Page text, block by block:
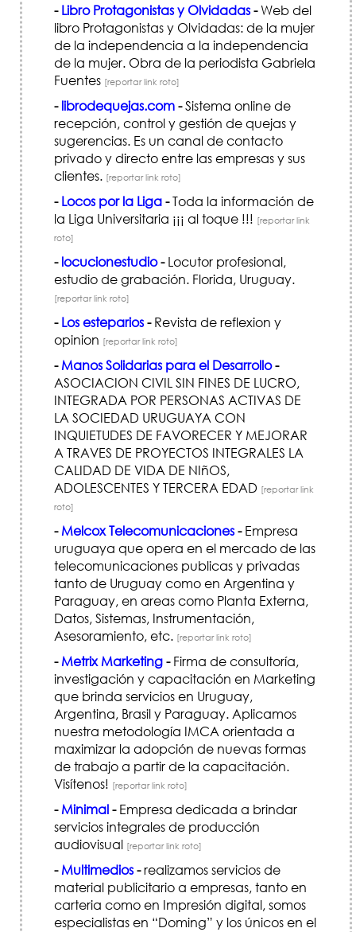
- Libro Protagonistas y Olvidadas-Web del
libro Protagonistas y Olvidadas: de la mujer
de la independencia a la independencia
de la mujer. Obra de la periodista Gabriela
Fuentes [reportar link roto]
- librodequejas.com-Sistema online de
recepción, control y gestión de quejas y
sugerencias. Es un canal de contacto
privado y directo entre las empresas y sus
clientes. [reportar link roto]
- Locos por la Liga-Toda la información de
la Liga Universitaria ¡¡¡ al toque !!! [reportar link
roto]
- locucionestudio-Locutor profesional,
estudio de grabación. Florida, Uruguay.
[reportar link roto]
- Los esteparios-Revista de reflexion y
opinion [reportar link roto]
- Manos Solidarias para el Desarrollo-
ASOCIACION CIVIL SIN FINES DE LUCRO,
INTEGRADA POR PERSONAS ACTIVAS DE
LA SOCIEDAD URUGUAYA CON
INQUIETUDES DE FAVORECER Y MEJORAR
A TRAVES DE PROYECTOS INTEGRALES LA
CALIDAD DE VIDA DE NIñOS,
ADOLESCENTES Y TERCERA EDAD [reportar link
roto]
- Melcox Telecomunicaciones-Empresa
uruguaya que opera en el mercado de las
telecomunicaciones publicas y privadas
tanto de Uruguay como en Argentina y
Paraguay, en areas como Planta Externa,
Datos, Sistemas, Instrumentación,
Asesoramiento, etc. [reportar link roto]
- Metrix Marketing-Firma de consultoría,
investigación y capacitación en Marketing
que brinda servicios en Uruguay,
Argentina, Brasil y Paraguay. Aplicamos
nuestra metodología IMCA orientada a
maximizar la adopción de nuevas formas
de trabajo a partir de la capacitación.
Visítenos! [reportar link roto]
- Minimal-Empresa dedicada a brindar
servicios integrales de producción
audiovisual [reportar link roto]
- Multimedios-realizamos servicios de
material publicitario a empresas, tanto en
carteria como en Impresión digital, somos
especialistas en “Doming” y los únicos en el